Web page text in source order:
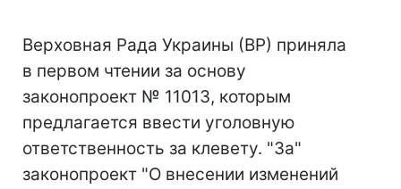
Верховная Рада Украины (ВР) приняла
в первом чтении за основу
законопроект № 11013, которым
предлагается ввести уголовную
ответственность за клевету. "За"
законопроект "О внесении изменений